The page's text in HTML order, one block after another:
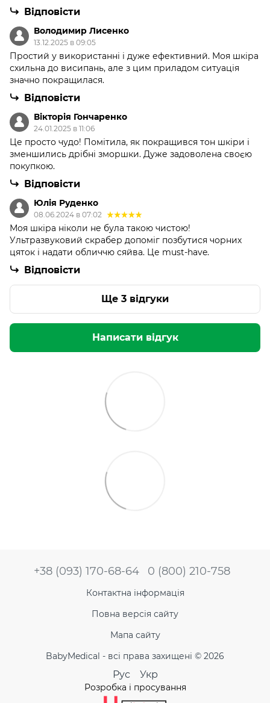
Відповісти
Володимир Лисенко
13.12.2025 в 09:05
Простий у використанні і дуже ефективний. Моя шкіра
схильна до висипань, але з цим приладом ситуація
значно покращилася.
Відповісти
Вікторія Гончаренко
24.01.2025 в 11:06
Це просто чудо! Помітила, як покращився тон шкіри і
зменшились дрібні зморшки. Дуже задоволена своєю
покупкою.
Відповісти
Юлія Руденко
08.06.2024 в 07:02
Моя шкіра ніколи не була такою чистою!
Ультразвуковий скрабер допоміг позбутися чорних
цяток і надати обличчю сяйва. Це must-have.
Відповісти
Ще 3 відгуки
Написати відгук
+38 (093) 170-68-64 0 (800) 210-758
Контактна інформація
Повна версія сайту
Мапа сайту
BabyMedical - всі права захищені © 2026
Рус Укр
Розробка і просування